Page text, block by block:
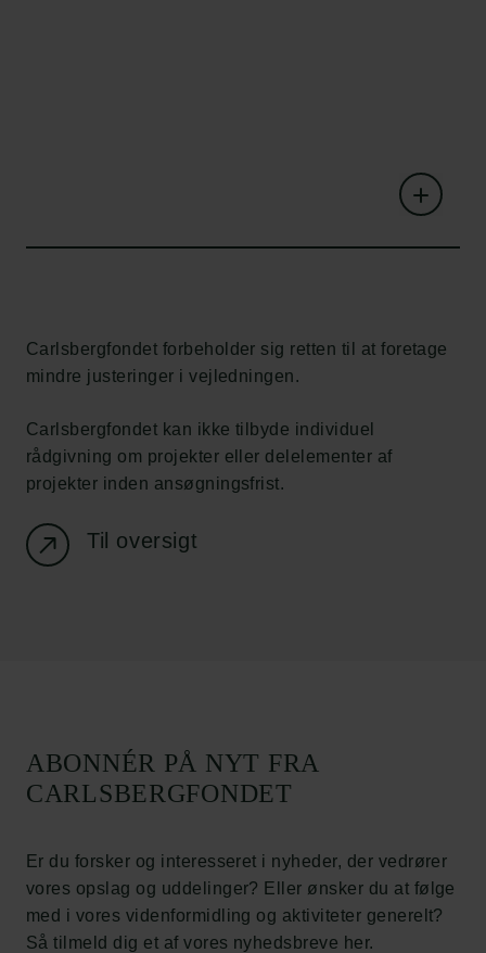
Carlsbergfondet forbeholder sig retten til at foretage
mindre justeringer i vejledningen.
Carlsbergfondet kan ikke tilbyde individuel
rådgivning om projekter eller delelementer af
projekter inden ansøgningsfrist.
Til oversigt
ABONNÉR PÅ NYT FRA
CARLSBERGFONDET
Er du forsker og interesseret i nyheder, der vedrører
vores opslag og uddelinger? Eller ønsker du at følge
med i vores videnformidling og aktiviteter generelt?
Så tilmeld dig et af vores nyhedsbreve her.
Links
Pressekontakt
Job hos os
Carlsbergfondet
Carlsberg Group
Frederiksborg • Nationalhistorisk Museum
Ny Carlsbergfondet
Ny Carlsberg Glyptotek